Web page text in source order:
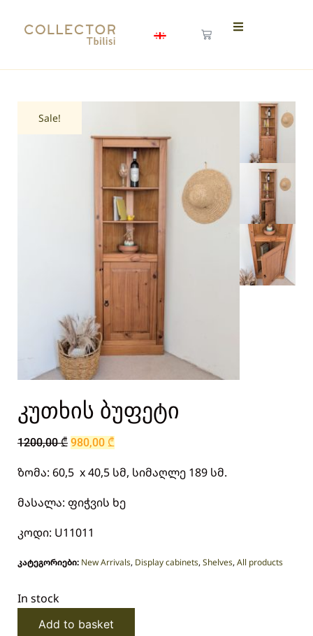
Sale!
კუთხის ბუფეტი
1200,00₾ 980,00 ₾
ზომა: 60,5 x 40,5 სმ, სიმაღლე 189 სმ.
მასალა: ფიჭვის ხე
კოდი: U11011
კატეგორიები: New Arrivals, Display cabinets,Shelves,All products
In stock
Add to basket